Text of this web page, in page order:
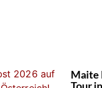
Maite
Tour